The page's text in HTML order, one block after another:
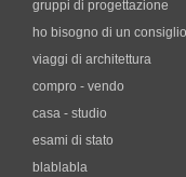
gruppi di progettazione
ho bisogno di un consiglio
viaggi di architettura
compro - vendo
casa - studio
esami di stato
blablabla